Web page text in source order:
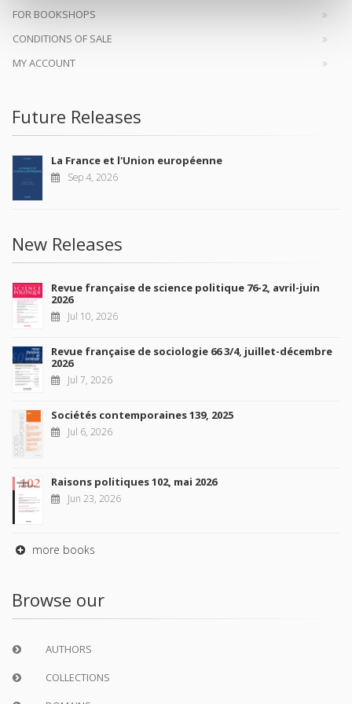
FOR BOOKSHOPS
CONDITIONS OF SALE
MY ACCOUNT
Future Releases
La France et l'Union européenne
Sep 4, 2026
New Releases
Revue française de science politique 76-2, avril-juin
2026
Jul 10, 2026
Revue française de sociologie 66 3/4, juillet-décembre
2026
Jul 7, 2026
Sociétés contemporaines 139, 2025
Jul 6, 2026
Raisons politiques 102, mai 2026
Jun 23, 2026
more books
Browse our
AUTHORS
COLLECTIONS